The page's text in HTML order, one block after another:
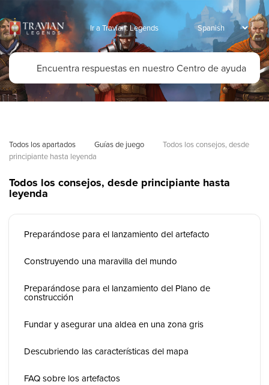
Ir a Travian: Legends
Todos los apartados Guías de juego
Todos los consejos, desde
principiante hasta leyenda
Todos los consejos, desde principiante hasta
leyenda
Preparándose para el lanzamiento del artefacto
Construyendo una maravilla del mundo
Preparándose para el lanzamiento del Plano de
construcción
Fundar y asegurar una aldea en una zona gris
Descubriendo las características del mapa
FAQ sobre los artefactos